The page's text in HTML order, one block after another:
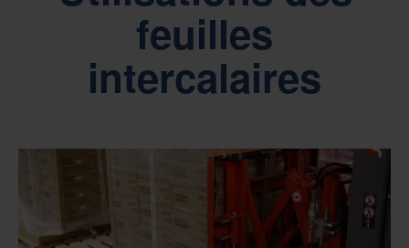
feuilles
intercalaires